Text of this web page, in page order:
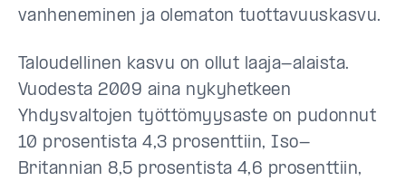
vanheneminen ja olematon tuottavuuskasvu.
Taloudellinen kasvu on ollut laaja-alaista.
Vuodesta 2009 aina nykyhetkeen
Yhdysvaltojen työttömyysaste on pudonnut
10 prosentista 4,3 prosenttiin, Iso-
Britannian 8,5 prosentista 4,6 prosenttiin,